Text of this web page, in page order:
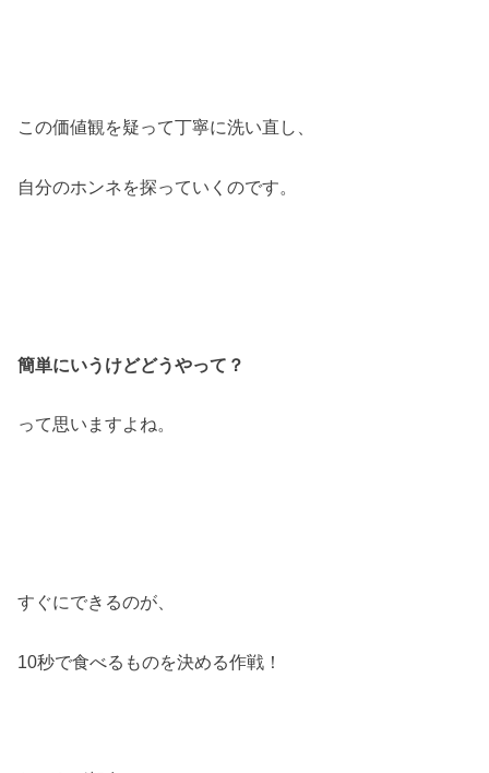
この価値観を疑って丁寧に洗い直し、
自分のホンネを探っていくのです。
簡単にいうけどどうやって？
って思いますよね。
すぐにできるのが、
10秒で食べるものを決める作戦！